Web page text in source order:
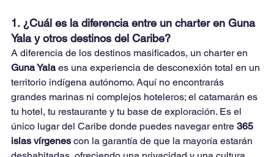
1. ¿Cuál es la diferencia entre un charter en Guna
Yala y otros destinos del Caribe?
A diferencia de los destinos masificados, un charter en
Guna Yala es una experiencia de desconexión total en un
territorio indígena autónomo. Aquí no encontrarás
grandes marinas ni complejos hoteleros; el catamarán es
tu hotel, tu restaurante y tu base de exploración. Es el
único lugar del Caribe donde puedes navegar entre 365
islas vírgenes con la garantía de que la mayoría estarán